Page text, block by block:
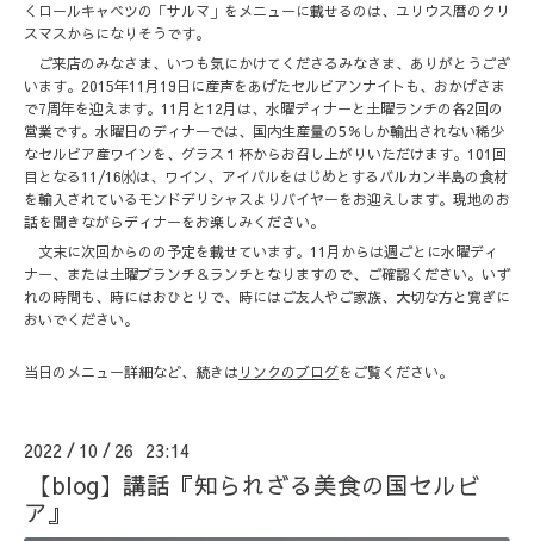
くロールキャベツの「サルマ」をメニューに載せるのは、ユリウス暦のクリ
スマスからになりそうです。
ご来店のみなさま、いつも気にかけてくださるみなさま、ありがとうござ
います。2015年11月19日に産声をあげたセルビアンナイトも、おかげさま
で7周年を迎えます。11月と12月は、水曜ディナーと土曜ランチの各2回の
営業です。水曜日のディナーでは、国内生産量の5％しか輸出されない稀少
なセルビア産ワインを、グラス１杯からお召し上がりいただけます。101回
目となる11/16㈬は、ワイン、アイバルをはじめとするバルカン半島の食材
を輸入されているモンドデリシャスよりバイヤーをお迎えします。現地のお
話を聞きながらディナーをお楽しみください。
文末に次回からのの予定を載せています。11月からは週ごとに水曜ディ
ナー、または土曜ブランチ＆ランチとなりますので、ご確認ください。いず
れの時間も、時にはおひとりで、時にはご友人やご家族、大切な方と寛ぎに
おいでください。
当日のメニュー詳細など、続きは リンクのブログをご覧ください。
2022 / 10 / 26 23:14
【blog】講話『知られざる美食の国セルビ
ア』